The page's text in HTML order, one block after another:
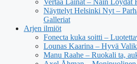
Vertaa Lainat – Näin Löydät
Näyttelyt Helsinki Nyt –
Galleriat
Arjen ilmiöt
Fonecta kuka soitti –
Lounas Kaarina – Hyvä
Manu Raahe – Ruokali ta,